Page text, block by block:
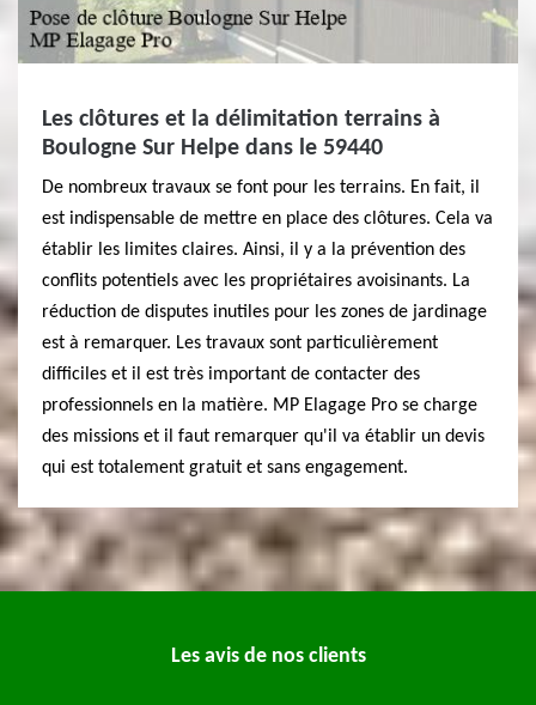
Les clôtures et la délimitation terrains à
Boulogne Sur Helpe dans le 59440
De nombreux travaux se font pour les terrains. En fait, il
est indispensable de mettre en place des clôtures. Cela va
établir les limites claires. Ainsi, il y a la prévention des
conflits potentiels avec les propriétaires avoisinants. La
réduction de disputes inutiles pour les zones de jardinage
est à remarquer. Les travaux sont particulièrement
difficiles et il est très important de contacter des
professionnels en la matière. MP Elagage Pro se charge
des missions et il faut remarquer qu'il va établir un devis
qui est totalement gratuit et sans engagement.
Les avis de nos clients